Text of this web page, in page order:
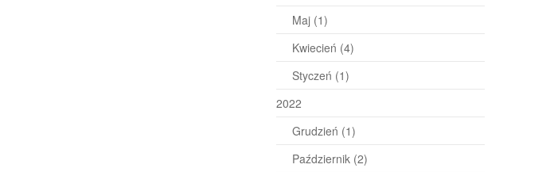
Maj (1)
Kwiecień (4)
Styczeń (1)
2022
Grudzień (1)
Październik (2)